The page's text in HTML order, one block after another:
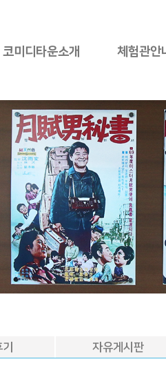
코미디타운소개
인사말
코미디타운소개
CI소개
체험관안
ZONE1
ZONE2
ZONE3
ZONE4
ZONE5
자유게시판